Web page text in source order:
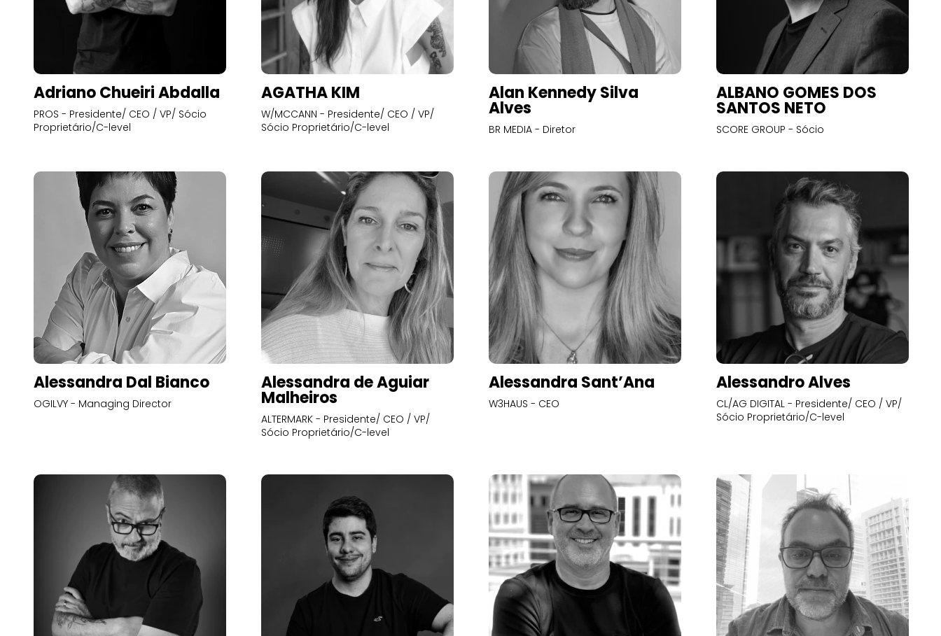
Adriano Chueiri Abdalla
PROS - Presidente/ CEO / VP/ Sócio
Proprietário/C-level
AGATHA KIM
W/MCCANN - Presidente/ CEO / VP/
Sócio Proprietário/C-level
Alan Kennedy Silva
Alves
BR MEDIA - Diretor
ALBANO GOMES DOS
SANTOS NETO
SCORE GROUP - Sócio
Alessandra Dal Bianco
OGILVY - Managing Director
Alessandra de Aguiar
Malheiros
ALTERMARK - Presidente/ CEO / VP/
Sócio Proprietário/C-level
Alessandra Sant’Ana
W3HAUS - CEO
Alessandro Alves
CL/AG DIGITAL - Presidente/ CEO / VP/
Sócio Proprietário/C-level